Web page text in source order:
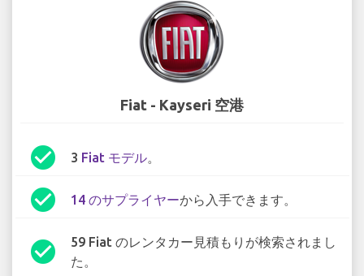
Fiat - Kayseri 空港
check_circle 3 Fiat モデル。
check_circle 14 のサプライヤーから入手できます。
check_circle
59 Fiat のレンタカー見積もりが検索されまし
た。